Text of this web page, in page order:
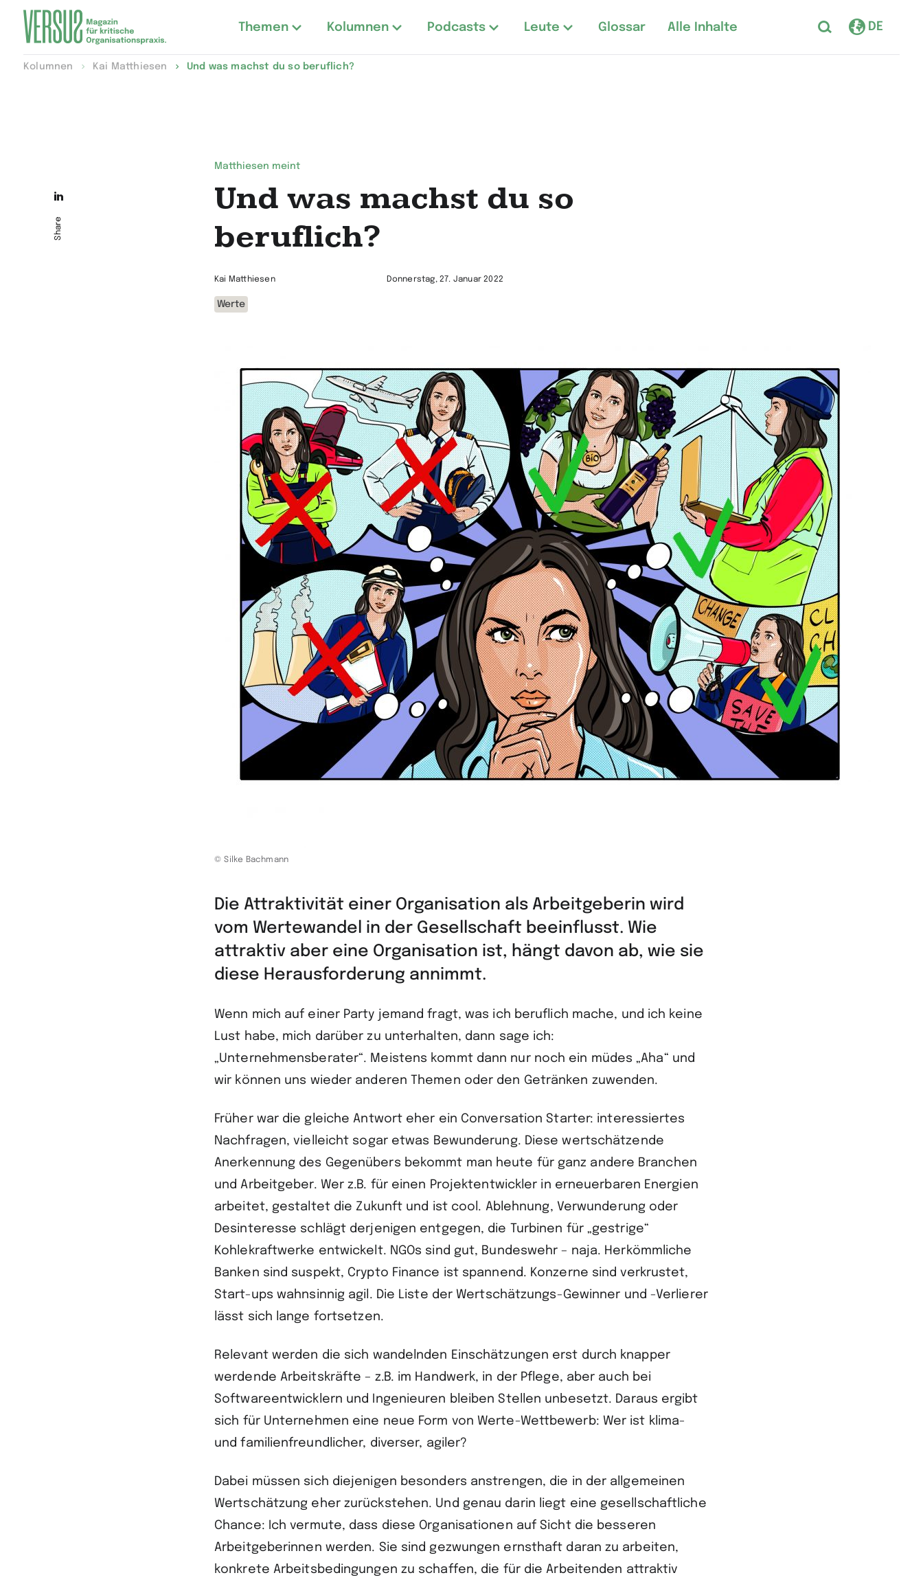
Zur
Themen Kolumnen Podcasts Leute Glossar Alle Inhalte DE
Kolumnen Kai Matthiesen Und was machst du so beruflich?
Matthiesen meint
Und was machst du so
beruflich?
Kai Matthiesen Donnerstag, 27. Januar 2022
Werte
© Silke Bachmann
Share
Die Attraktivität einer Organisation als Arbeitgeberin wird
vom Wertewandel in der Gesellschaft beeinflusst. Wie
attraktiv aber eine Organisation ist, hängt davon ab, wie sie
diese Herausforderung annimmt.
Wenn mich auf einer Party jemand fragt, was ich beruflich mache, und ich keine
Lust habe, mich darüber zu unterhalten, dann sage ich:
„Unternehmensberater“. Meistens kommt dann nur noch ein müdes „Aha“ und
wir können uns wieder anderen Themen oder den Getränken zuwenden.
Früher war die gleiche Antwort eher ein Conversation Starter: interessiertes
Nachfragen, vielleicht sogar etwas Bewunderung. Diese wertschätzende
Anerkennung des Gegenübers bekommt man heute für ganz andere Branchen
und Arbeitgeber. Wer z.B. für einen Projektentwickler in erneuerbaren Energien
arbeitet, gestaltet die Zukunft und ist cool. Ablehnung, Verwunderung oder
Desinteresse schlägt derjenigen entgegen, die Turbinen für „gestrige“
Kohlekraftwerke entwickelt. NGOs sind gut, Bundeswehr – naja. Herkömmliche
Banken sind suspekt, Crypto Finance ist spannend. Konzerne sind verkrustet,
Start-ups wahnsinnig agil. Die Liste der Wertschätzungs-Gewinner und -Verlierer
lässt sich lange fortsetzen.
Relevant werden die sich wandelnden Einschätzungen erst durch knapper
werdende Arbeitskräfte – z.B. im Handwerk, in der Pflege, aber auch bei
Softwareentwicklern und Ingenieuren bleiben Stellen unbesetzt. Daraus ergibt
sich für Unternehmen eine neue Form von Werte-Wettbewerb: Wer ist klima-
und familienfreundlicher, diverser, agiler?
Dabei müssen sich diejenigen besonders anstrengen, die in der allgemeinen
Wertschätzung eher zurückstehen. Und genau darin liegt eine gesellschaftliche
Chance: Ich vermute, dass diese Organisationen auf Sicht die besseren
Arbeitgeberinnen werden. Sie sind gezwungen ernsthaft daran zu arbeiten,
konkrete Arbeitsbedingungen zu schaffen, die für die Arbeitenden attraktiv